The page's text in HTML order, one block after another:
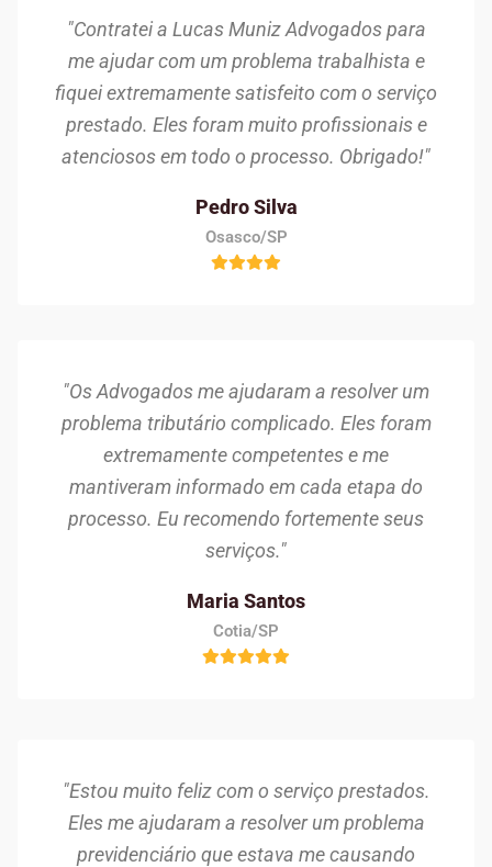
"Contratei a Lucas Muniz Advogados para
me ajudar com um problema trabalhista e
fiquei extremamente satisfeito com o serviço
prestado. Eles foram muito profissionais e
atenciosos em todo o processo. Obrigado!"
Pedro Silva
Osasco/SP
"Os Advogados me ajudaram a resolver um
problema tributário complicado. Eles foram
extremamente competentes e me
mantiveram informado em cada etapa do
processo. Eu recomendo fortemente seus
serviços."
Maria Santos
Cotia/SP
"Estou muito feliz com o serviço prestados.
Eles me ajudaram a resolver um problema
previdenciário que estava me causando